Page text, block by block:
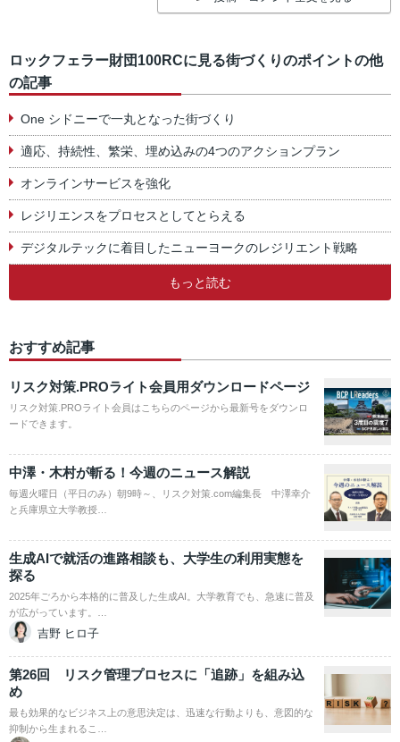
ロックフェラー財団100RCに見る街づくりのポイントの他
の記事
One シドニーで一丸となった街づくり
適応、持続性、繁栄、埋め込みの4つのアクションプラン
オンラインサービスを強化
レジリエンスをプロセスとしてとらえる
デジタルテックに着目したニューヨークのレジリエント戦略
もっと読む
おすすめ記事
リスク対策.PROライト会員用ダウンロードページ
リスク対策.PROライト会員はこちらのページから最新号をダウンロ
ードできます。
中澤・木村が斬る！今週のニュース解説
毎週火曜日（平日のみ）朝9時～、リスク対策.com編集長 中澤幸介
と兵庫県立大学教授…
生成AIで就活の進路相談も、大学生の利用実態を
探る
2025年ごろから本格的に普及した生成AI。大学教育でも、急速に普及
が広がっています。…
吉野 ヒロ子
第26回 リスク管理プロセスに「追跡」を組み込
め
最も効果的なビジネス上の意思決定は、迅速な行動よりも、意図的な
抑制から生まれるこ…